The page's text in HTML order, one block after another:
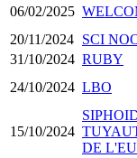
06/02/2025
20/11/2024 SCI
31/10/2024 RUBY
24/10/2024 LBO
15/10/2024
DE